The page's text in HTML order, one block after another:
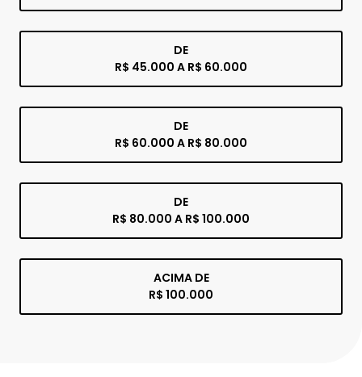
DE
R$ 45.000 A R$ 60.000
DE
R$ 60.000 A R$ 80.000
DE
R$ 80.000 A R$ 100.000
ACIMA DE
R$ 100.000